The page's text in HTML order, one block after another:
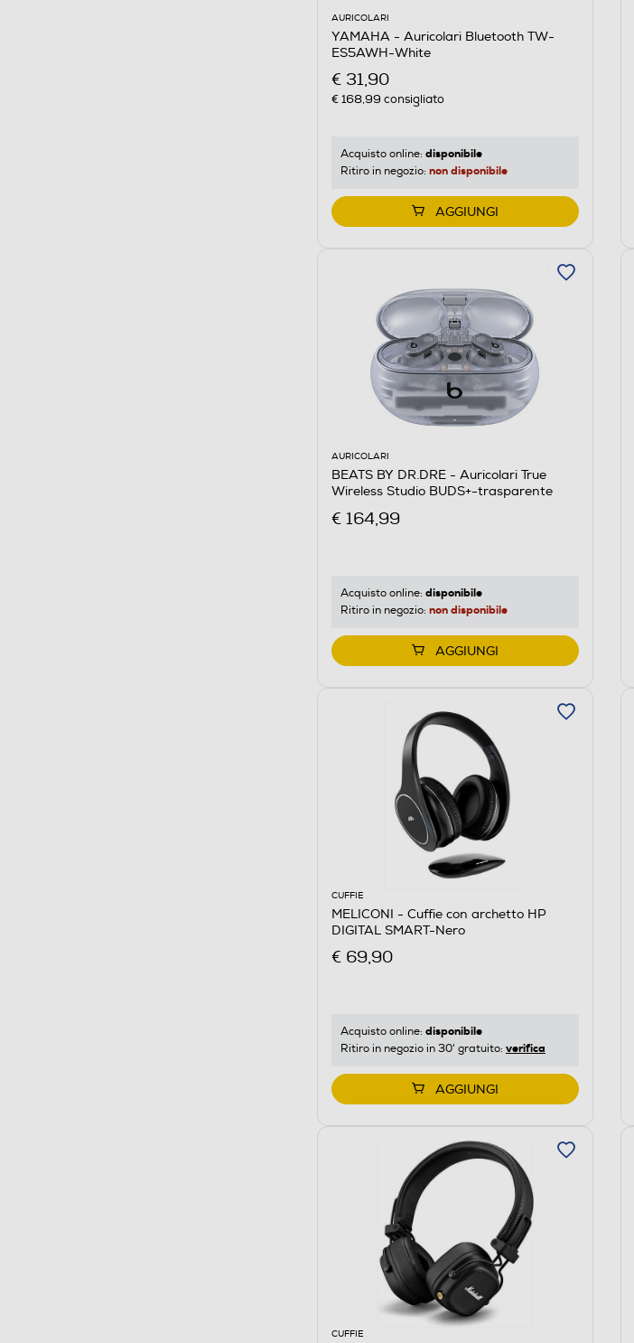
AURICOLARI
YAMAHA - Auricolari Bluetooth TW-
ES5AWH-White
€ 31,90
€ 168,99 consigliato
Acquisto online: disponibile
Ritiro in negozio: non disponibile
AGGIUNGI
AURICOLARI
BEATS BY DR.DRE - Auricolari True
Wireless Studio BUDS+-trasparente
€ 164,99
Acquisto online: disponibile
Ritiro in negozio: non disponibile
AGGIUNGI
CUFFIE
MELICONI - Cuffie con archetto HP
DIGITAL SMART-Nero
€ 69,90
Acquisto online: disponibile
Ritiro in negozio in 30' gratuito: verifica
AGGIUNGI
CUFFIE